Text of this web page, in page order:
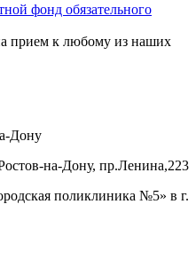
фонд обязательного
прием к любому из наших
Дону
на-Дону, пр.Ленина,223
поликлиника №5» в г.